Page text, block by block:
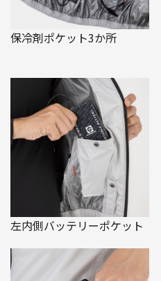
保冷剤ポケット3か所
左内側バッテリーポケット